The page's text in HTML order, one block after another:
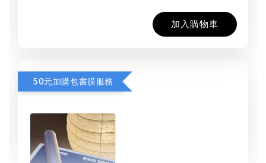
加入購物車
50元加購包書膜服務